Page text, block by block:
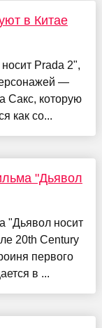
в Китае
Prada 2",
—
Сакс, которую
как со...
"Дьявол
"Дьявол носит
20th Century
первого
в ...